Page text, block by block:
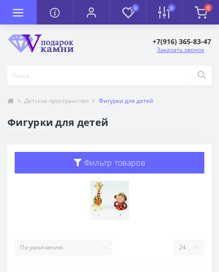
0 0 0
+7(916) 365-83-47
Заказать звонок
Детское пространство Фигурки для детей
Фигурки для детей
Фильтр товаров